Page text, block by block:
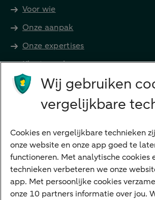
Voor wie
Onze aanpak
Onze expertises
Klant worden
Producten
Beleggen
Betalen
Sparen
Meest gezocht
Jaaroverzicht
Wij gebruiken
vergelijkbare
Cookies en vergelijkbare technieken
onze website en onze app goed te
functioneren. Met analytische cookies
technieken verbeteren we onze
app. Met persoonlijke cookies
onze 10 partners informatie over jou.